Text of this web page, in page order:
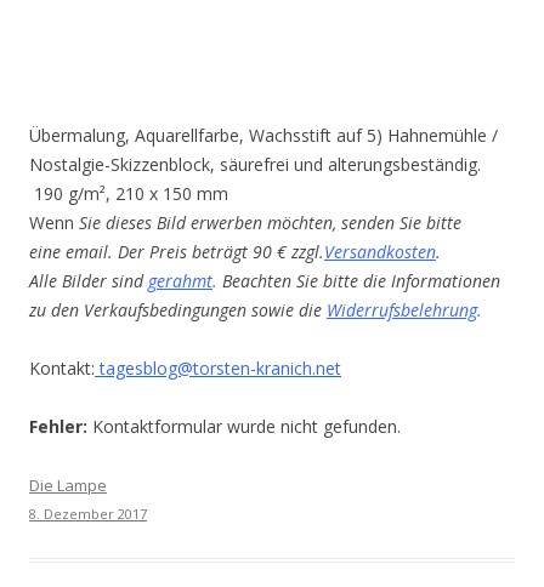
Übermalung, Aquarellfarbe, Wachsstift auf 5) Hahnemühle /
Nostalgie-Skizzenblock, säurefrei und alterungsbeständig.
190 g/m², 210 x 150 mm
Wenn Sie dieses Bild erwerben möchten, senden Sie bitte
eine email. Der Preis beträgt 90 € zzgl.Versandkosten.
Alle Bilder sind gerahmt. Beachten Sie bitte die Informationen
zu den Verkaufsbedingungen sowie die Widerrufsbelehrung.
Kontakt: tagesblog@torsten-kranich.net
Fehler: Kontaktformular wurde nicht gefunden.
Die Lampe
8. Dezember 2017